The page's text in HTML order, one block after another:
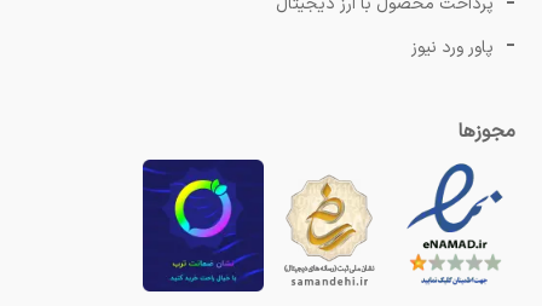
پاور ورد نیوز
مجوزها